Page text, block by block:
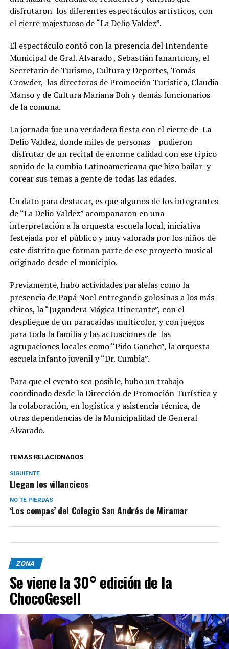
disfrutaron los diferentes espectáculos artísticos, con
el cierre majestuoso de “La Delio Valdez”.
El espectáculo contó con la presencia del Intendente
Municipal de Gral. Alvarado , Sebastián Ianantuony, el
Secretario de Turismo, Cultura y Deportes, Tomás
Crowder, las directoras de Promoción Turística, Claudia
Manso y de Cultura Mariana Boh y demás funcionarios
de la comuna.
La jornada fue una verdadera fiesta con el cierre de La
Delio Valdez, donde miles de personas pudieron
disfrutar de un recital de enorme calidad con ese típico
sonido de la cumbia Latinoamericana que hizo bailar y
corear sus temas a gente de todas las edades.
Un dato para destacar, es que algunos de los integrantes
de “La Delio Valdez” acompañaron en una
interpretación a la orquesta escuela local, iniciativa
festejada por el público y muy valorada por los niños de
este distrito que forman parte de ese proyecto musical
originado desde el municipio.
Previamente, hubo actividades paralelas como la
presencia de Papá Noel entregando golosinas a los más
chicos, la “Jugandera Mágica Itinerante”, con el
despliegue de un paracaídas multicolor, y con juegos
para toda la familia y las actuaciones de las
agrupaciones locales como “Pido Gancho”, la orquesta
escuela infanto juvenil y “Dr. Cumbia”.
Para que el evento sea posible, hubo un trabajo
coordinado desde la Dirección de Promoción Turística y
la colaboración, en logística y asistencia técnica, de
otras dependencias de la Municipalidad de General
Alvarado.
TEMAS RELACIONADOS
SIGUIENTE
Llegan los villancicos
NO TE PIERDAS
‘Los compas’ del Colegio San Andrés de Miramar
ZONA
Se viene la 30° edición de la
ChocoGesell